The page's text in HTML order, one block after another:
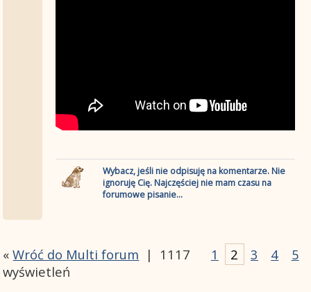
Wybacz, jeśli nie odpisuję na komentarze. Nie
ignoruję Cię. Najczęściej nie mam czasu na
forumowe pisanie...
1 2 3 4 5
«Wróć do Multi forum | 1117
wyświetleń